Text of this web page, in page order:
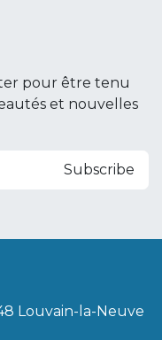
pour être tenu
et nouvelles
Subscribe
Louvain-la-Neuve